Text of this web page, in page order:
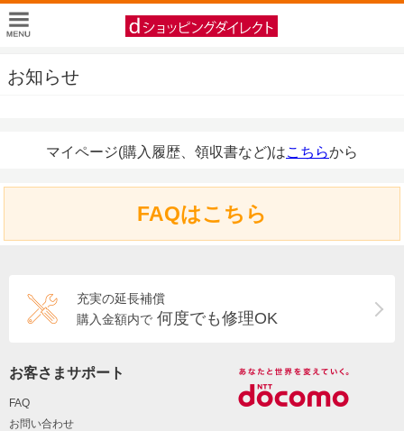
お知らせ
マイページ(購入履歴、領収書など)はこちらから
FAQはこちら
充実の延長補償
購入金額内で 何度でも修理OK
お客さまサポート
FAQ
お問い合わせ